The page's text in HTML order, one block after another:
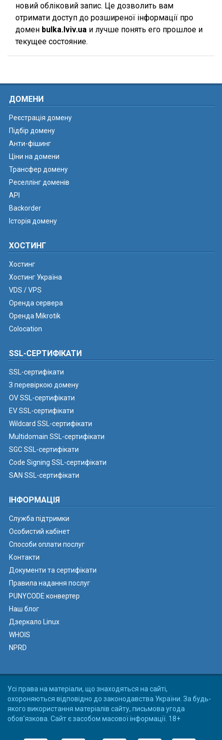
новий обліковий запис. Це дозволить вам
отримати доступ до розширеної інформації про
домен bulka.lviv.ua и лучше понять его прошлое и
текущее состояние.
ДОМЕНИ
Реєстрація домену
Підбір домену
Анти-фішинг
Ціни на домени
Трансфер домену
Реселлінг доменів
API
Backorder
Історія домену
ХОСТИНГ
Хостинг
Хостинг Україна
VDS / VPS
Оренда сервера
Оренда Mikrotik
Colocation
SSL-СЕРТИФІКАТИ
SSL-сертифікати
З перевіркою домену
OV SSL-сертифікати
EV SSL-сертифікати
Wildcard SSL-сертифікати
Multidomain SSL-сертифікати
SGC SSL-сертифікати
Code Signing SSL-сертифікати
SAN SSL-сертифікати
ІНФОРМАЦІЯ
Служба підтримки
Особистий кабінет
Способи оплати послуг
Контакти
Документи та сертифікати
Правила надання послуг
PUNYCODE конвертер
Наш блог
Дзеркало Linux
WHOIS
NPRD
Усі права на матеріали, що знаходяться на сайті,
охороняються відповідно до законодавства України. За будь-
якого використання матеріалів сайту, письмова угода
обов'язкова. Сайт є засобом масової інформації. 18+